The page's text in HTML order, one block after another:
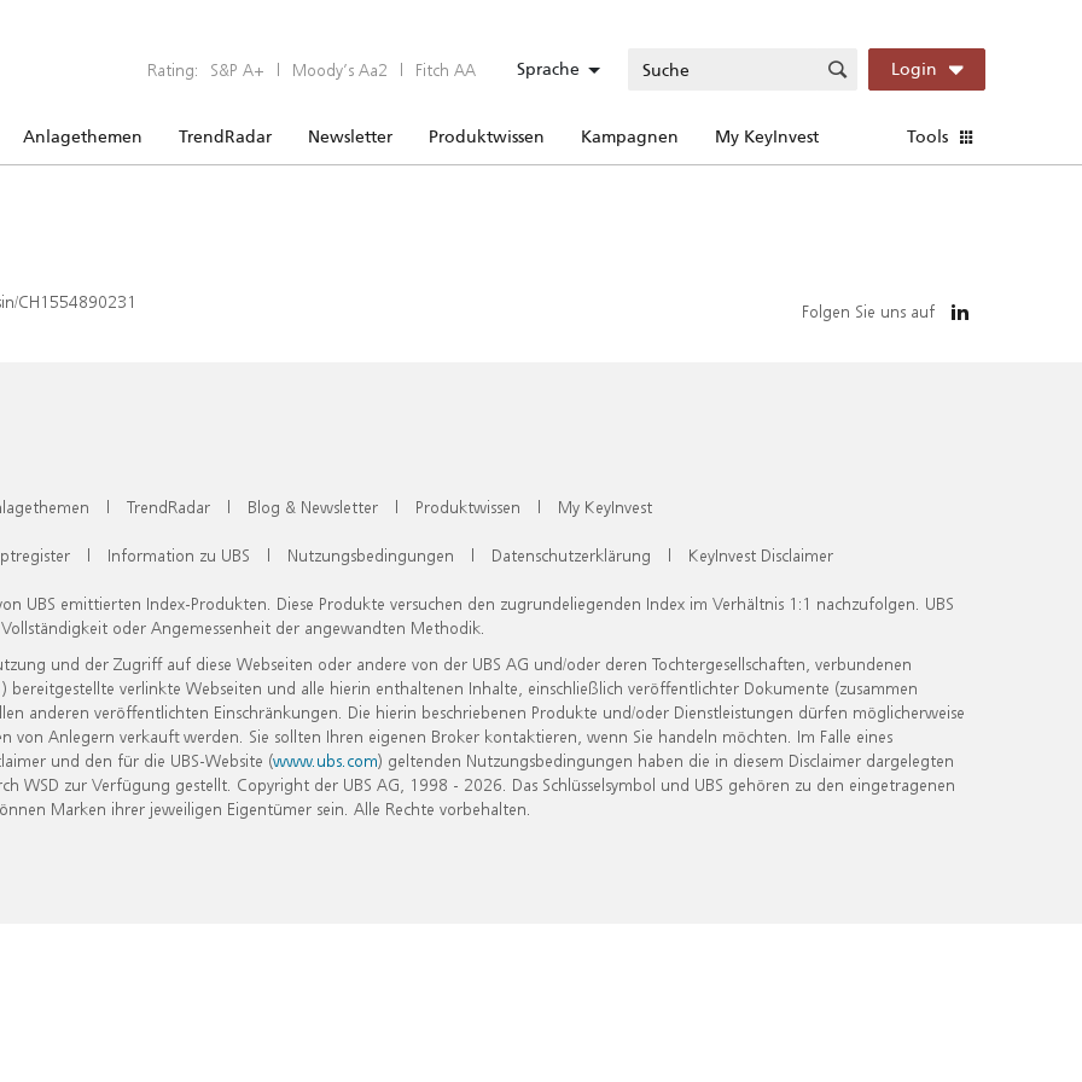
Rating: S&P A+ | Moody’s Aa2 | Fitch AA Sprache Login
Anlagethemen TrendRadar Newsletter Produktwissen Kampagnen My KeyInvest Tools
CH1554890231 Folgen Sie uns auf
| TrendRadar | Blog & Newsletter | Produktwissen | My KeyInvest
| Information zu UBS | Nutzungsbedingungen | Datenschutzerklärung | KeyInvest Disclaimer
UBS emittierten Index-Produkten. Diese Produkte versuchen den zugrundeliegenden Index im Verhältnis 1:1 nachzufolgen. UBS
oder Angemessenheit der angewandten Methodik.
und der Zugriff auf diese Webseiten oder andere von der UBS AG und/oder deren Tochtergesellschaften, verbundenen
verlinkte Webseiten und alle hierin enthaltenen Inhalte, einschließlich veröffentlichter Dokumente (zusammen
anderen veröffentlichten Einschränkungen. Die hierin beschriebenen Produkte und/oder Dienstleistungen dürfen möglicherweise
Anlegern verkauft werden. Sie sollten Ihren eigenen Broker kontaktieren, wenn Sie handeln möchten. Im Falle eines
und den für die UBS-Website (www.ubs.com) geltenden Nutzungsbedingungen haben die in diesem Disclaimer dargelegten
zur Verfügung gestellt. Copyright der UBS AG, 1998 - 2026. Das Schlüsselsymbol und UBS gehören zu den eingetragenen
Marken ihrer jeweiligen Eigentümer sein. Alle Rechte vorbehalten.